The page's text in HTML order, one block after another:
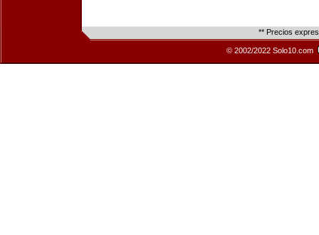
** Precios
© 2002/2022 Solo10.com